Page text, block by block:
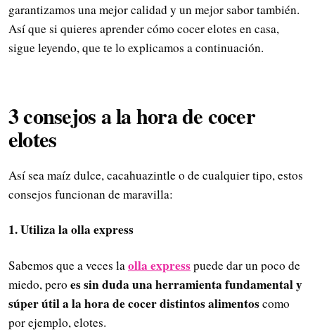
garantizamos una mejor calidad y un mejor sabor también.
Así que si quieres aprender cómo cocer elotes en casa,
sigue leyendo, que te lo explicamos a continuación.
3 consejos a la hora de cocer
elotes
Así sea maíz dulce, cacahuazintle o de cualquier tipo, estos
consejos funcionan de maravilla:
1. Utiliza la olla express
Sabemos que a veces laolla expresspuede dar un poco de
miedo, pero es sin duda una herramienta fundamental y
súper útil a la hora de cocer distintos alimentoscomo
por ejemplo, elotes.